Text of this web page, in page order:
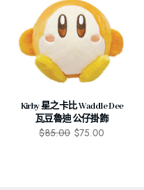
Kirby 星之卡比 Waddle Dee
瓦豆魯迪 公仔掛飾
$85.00 $75.00